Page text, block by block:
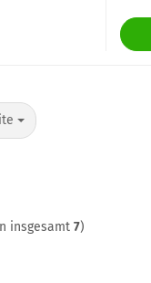
insgesamt7)